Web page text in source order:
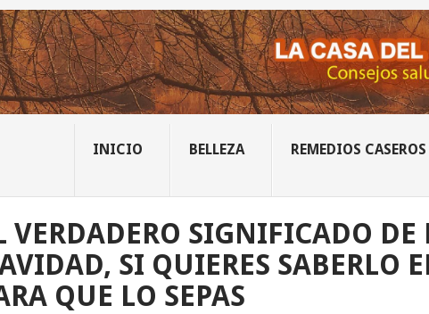
INICIO BELLEZA REMEDIOS CASEROS
VERDADERO SIGNIFICADO DE
SI QUIERES SABERLO
QUE LO SEPAS